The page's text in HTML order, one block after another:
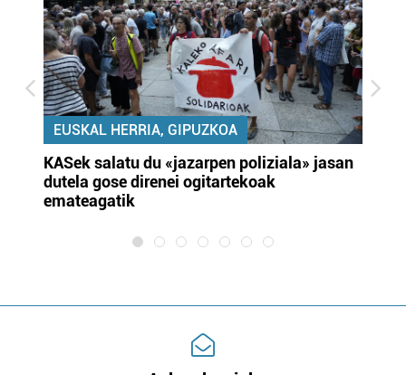
EUSKAL HERRIA, GIPUZKOA
KASek salatu du «jazarpen poliziala» jasan
dutela gose direnei ogitartekoak
emateagatik